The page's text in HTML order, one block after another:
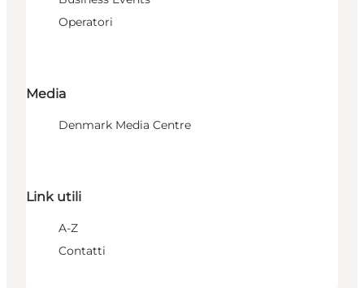
Operatori
Media
Denmark Media Centre
Link utili
A-Z
Contatti